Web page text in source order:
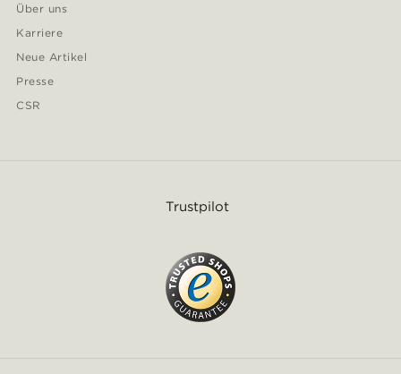
Über uns
Karriere
Neue Artikel
Presse
CSR
Trustpilot